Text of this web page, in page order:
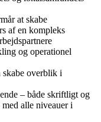
at skabe
af en kompleks
og operationel
overblik i
– både skriftligt og
alle niveauer i